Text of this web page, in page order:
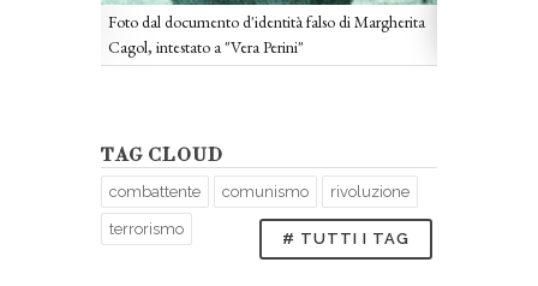
Foto dal documento d'identità falso di Margherita
Cagol, intestato a "Vera Perini"
TAG CLOUD
combattente comunismo rivoluzione
terrorismo
# TUTTI I TAG